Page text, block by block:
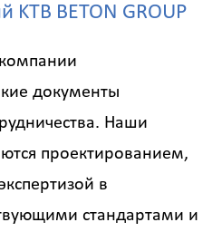
KTB BETON GROUP
документы
Наши
проектированием,
в
стандартами и